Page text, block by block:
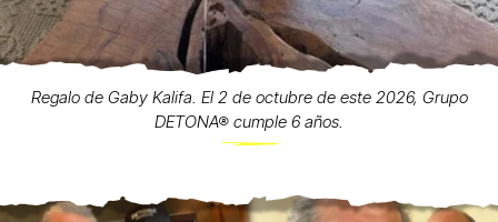
Regalo de Gaby Kalifa. El 2 de octubre de este 2026, Grupo
DETONA® cumple 6 años.